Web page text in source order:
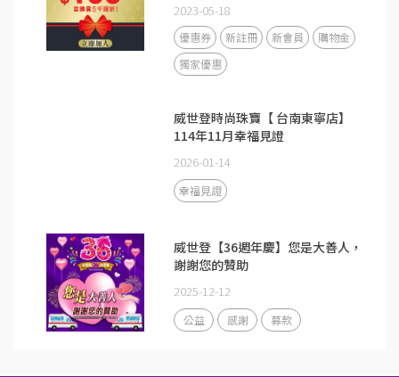
2023-05-18
優惠券 新註冊 新會員
購物金
獨家優惠
威世登時尚珠寶【 台南東寧店】
114年11月幸福見證
2026-01-14
幸福見證
威世登【36週年慶】您是大善人，
謝謝您的贊助
2025-12-12
公益 感謝 募款